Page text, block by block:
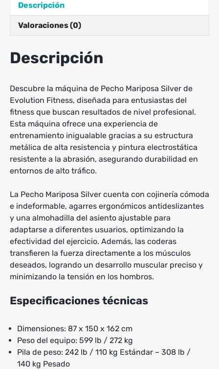
Descripción
Valoraciones (0)
Descripción
Descubre la máquina de Pecho Mariposa Silver de
Evolution Fitness, diseñada para entusiastas del
fitness que buscan resultados de nivel profesional.
Esta máquina ofrece una experiencia de
entrenamiento inigualable gracias a su estructura
metálica de alta resistencia y pintura electrostática
resistente a la abrasión, asegurando durabilidad en
entornos de alto tráfico.
La Pecho Mariposa Silver cuenta con cojinería cómoda
e indeformable, agarres ergonómicos antideslizantes
y una almohadilla del asiento ajustable para
adaptarse a diferentes usuarios, optimizando la
efectividad del ejercicio. Además, las coderas
transfieren la fuerza directamente a los músculos
deseados, logrando un desarrollo muscular preciso y
minimizando la tensión en los hombros.
Especificaciones técnicas
Dimensiones: 87 x 150 x 162 cm
Peso del equipo: 599 lb / 272 kg
Pila de peso: 242 lb / 110 kg Estándar – 308 lb /
140 kg Pesado